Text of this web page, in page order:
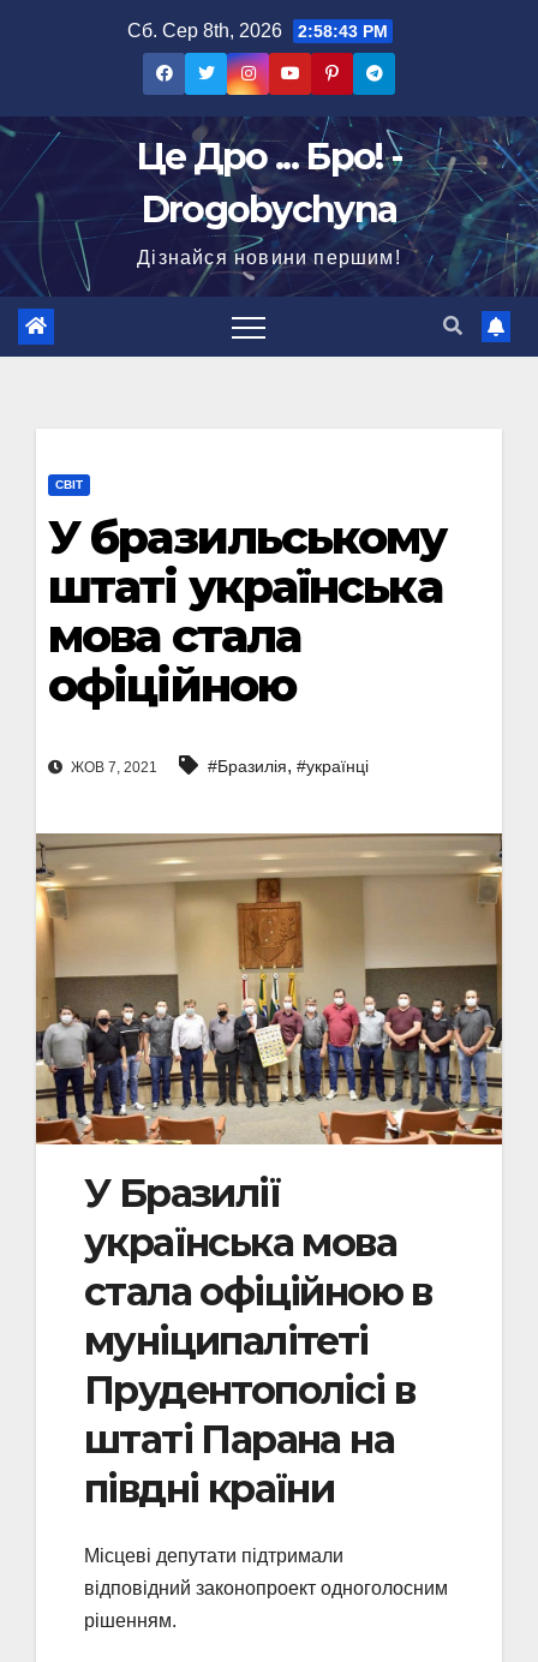
Сб. Сер 8th, 2026 2:58:44 PM
Це Дро ... Бро! -
Drogobychyna
Дізнайся новини першим!
СВІТ
У бразильському
штаті українська
мова стала
офіційною
ЖОВ 7, 2021 #Бразилія, #українці
У Бразилії
українська мова
стала офіційною в
муніципалітеті
Прудентополісі в
штаті Парана на
півдні країни
Місцеві депутати підтримали
відповідний законопроект одноголосним
рішенням.